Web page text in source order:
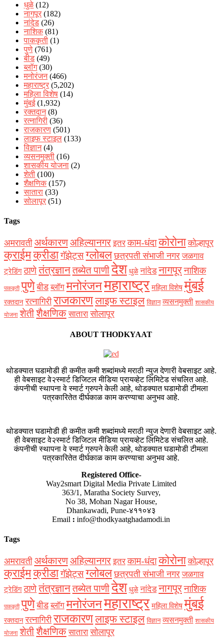
धुळे (12)
नागपूर (182)
नांदेड (26)
नाशिक (81)
पाककृती (1)
पुणे (761)
बीड (49)
ब्लॉग(30)
मनोरंजन(466)
महाराष्ट्र (5,202)
महिला विशेष (14)
मुंबई(1,932)
रक्‍तदान(8)
रत्नागिरी (36)
राजकारण (501)
लाइफ स्टाइल (133)
विज्ञान(4)
व्यसनमुक्ती (16)
शासकीय योजना (2)
शेती (100)
शैक्षणिक (157)
सातारा (33)
सोलापूर (51)
Tags
अमरावती अर्थकारणअहिल्यानगर इतर काम-धंदाकोरोना कोल्हापूर
क्राईमक्रीडागॅझेट्सग्लोबल छत्रपती संभाजी नगर जळगाव
ट्रेडिंग ठाणेतंत्रज्ञानतब्येत पाणीदेश धुळे नांदेड नागपूरनाशिक
पाककृती पुणे बीड ब्लॉग मनोरंजनमहाराष्ट्र महिला विशेष मुंबई
रक्‍तदान रत्नागिरी राजकारणलाइफ स्टाइल विज्ञान व्यसनमुक्ती शासकीय
योजना शेतीशैक्षणिक सातारा सोलापूर
ABOUT THODKYAAT
थोडक्यात घडामोडी ही कमीत कमी शब्दांमध्ये मराठी न्युज देणारी वेबसाइट आहे.
ही वेबसाइट वे२स्मार्ट डिजिटल मीडिया प्रायव्हेट लिमिटेड संचलित आहे.
कंपनीची स्थापना वे स्मार्ट ग्रुपने केली आहे, थोडक्यात घडामोडी टीमला
पत्रकारितेत दीर्घकाळ काम करण्याचा अनुभव आहे.
थोडक्यात घडामोडी ही कमीत कमी शब्दांमध्ये मराठी न्युज देणारी वेबसाइट आहे.
ही वेबसाइट वे२स्मार्ट डिजिटल मीडिया प्रायव्हेट लिमिटेड संचलित आहे.
कंपनीची स्थापना वे स्मार्ट ग्रुपने केली आहे, थोडक्यात घडामोडी टीमला
पत्रकारितेत दीर्घकाळ काम करण्याचा अनुभव आहे.
Registered Office-
Way2smart Digital Media Private Limited
363/1, Maratha Society Survey,
No 38, Mohan Nagar House,
Dhankawadi, Pune-४११०४३
Email : info@thodkyaatghadamodi.in
Tags
अमरावती अर्थकारणअहिल्यानगर इतर काम-धंदाकोरोना कोल्हापूर
क्राईमक्रीडागॅझेट्सग्लोबल छत्रपती संभाजी नगर जळगाव
ट्रेडिंग ठाणेतंत्रज्ञानतब्येत पाणीदेश धुळे नांदेड नागपूरनाशिक
पाककृती पुणे बीड ब्लॉग मनोरंजनमहाराष्ट्र महिला विशेष मुंबई
रक्‍तदान रत्नागिरी राजकारणलाइफ स्टाइल विज्ञान व्यसनमुक्ती शासकीय
योजना शेतीशैक्षणिक सातारा सोलापूर